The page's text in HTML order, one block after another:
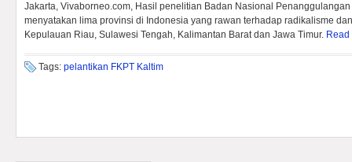
Jakarta, Vivaborneo.com, Hasil penelitian Badan Nasional
menyatakan lima provinsi di Indonesia yang rawan terhadap radikalisme
Kepulauan Riau, Sulawesi Tengah, Kalimantan Barat dan Jawa Timur.
Tags: pelantikan FKPT Kaltim